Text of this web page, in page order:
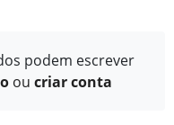
podem escrever
ou criar conta